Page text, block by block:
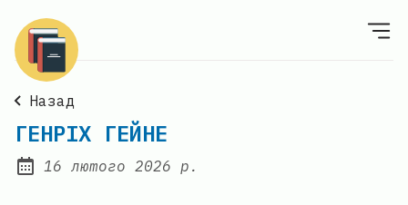
Назад
ГЕНРІХ ГЕЙНЕ
Posted on:
16 лютого 2026 р.